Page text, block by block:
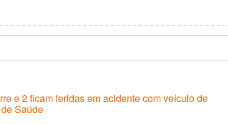
e 2 ficam feridas em acidente com veículo de
Saúde